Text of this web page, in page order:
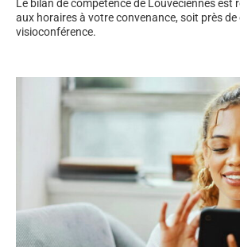
Le bilan de compétence de Louveciennes est
aux horaires à votre convenance, soit près de
visioconférence.